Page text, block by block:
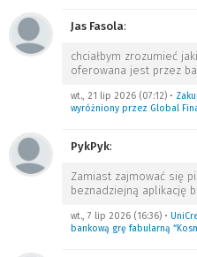
Jas Fasola:
chciałbym zrozumieć
oferowana jest przez
wt., 21 lip 2026 (07:12) •
wyróżniony przez Global
PykPyk:
Zamiast zajmować się
beznadziejną aplikację
wt., 7 lip 2026 (16:36) •
bankową grę fabularną